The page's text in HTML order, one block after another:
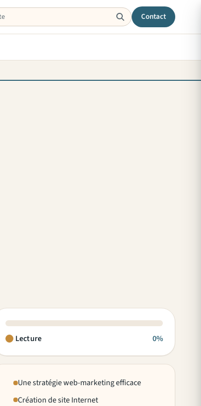
Contact
Lecture 0%
Une stratégie web-marketing efficace
Création de site Internet